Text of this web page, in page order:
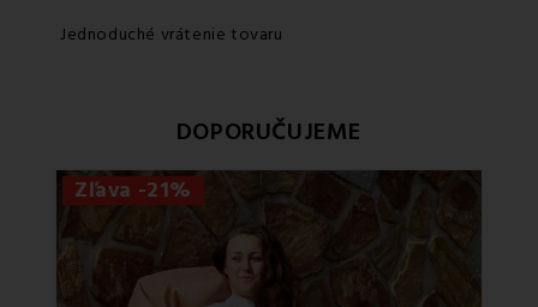
Jednoduché vrátenie tovaru
DOPORUČUJEME
Zľava -21%